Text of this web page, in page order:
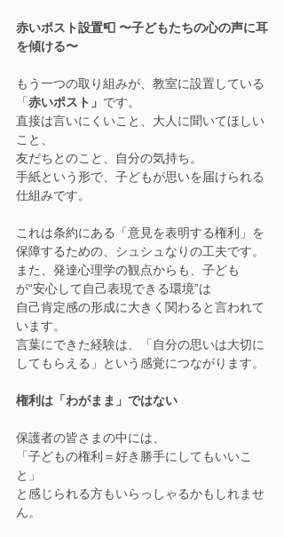
赤いポスト設置📮 〜子どもたちの心の声に耳
を傾ける〜
もう一つの取り組みが、教室に設置している
「 赤いポスト」 です。
直接は言いにくいこと、大人に聞いてほしい
こと、
友だちとのこと、自分の気持ち。
手紙という形で、子どもが思いを届けられる
仕組みです。
これは条約にある「意見を表明する権利」を
保障するための、シュシュなりの工夫です。
また、発達心理学の観点からも、子ども
が“安心して自己表現できる環境”は
自己肯定感の形成に大きく関わると言われて
います。
言葉にできた経験は、「自分の思いは大切に
してもらえる」という感覚につながります。
権利は「わがまま」ではない
保護者の皆さまの中には、
「子どもの権利＝好き勝手にしてもいいこ
と」
と感じられる方もいらっしゃるかもしれませ
ん。